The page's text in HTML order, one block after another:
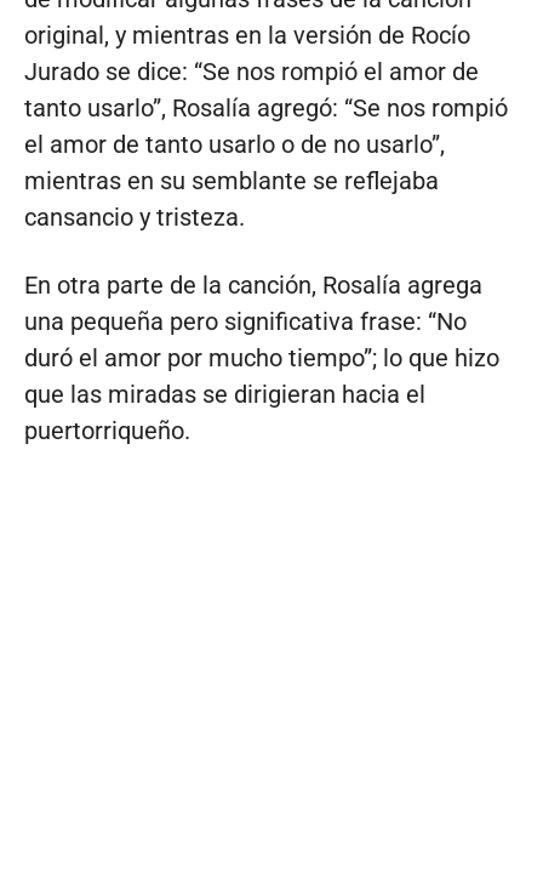
original, y mientras en la versión de Rocío
Jurado se dice: “Se nos rompió el amor de
tanto usarlo”, Rosalía agregó: “Se nos rompió
el amor de tanto usarlo o de no usarlo”,
mientras en su semblante se reflejaba
cansancio y tristeza.
En otra parte de la canción, Rosalía agrega
una pequeña pero significativa frase: “No
duró el amor por mucho tiempo”; lo que hizo
que las miradas se dirigieran hacia el
puertorriqueño.